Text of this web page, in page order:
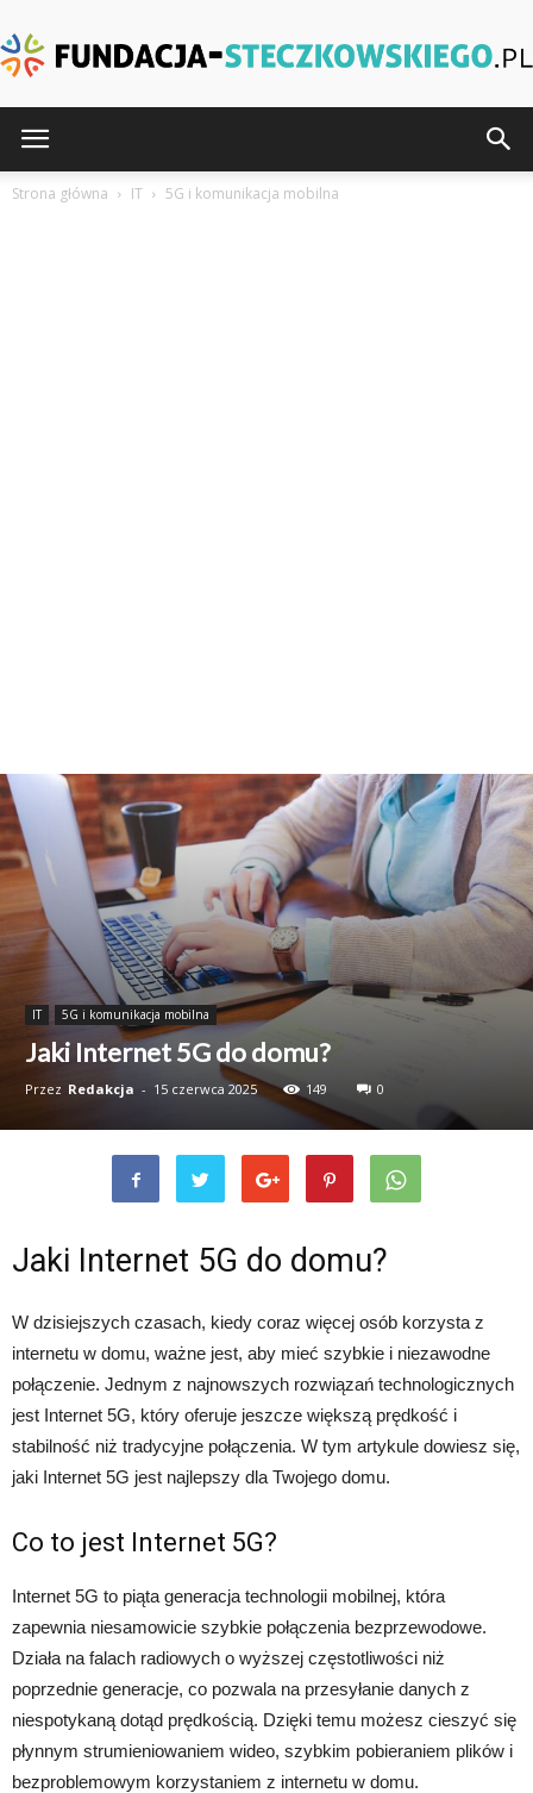
Strona główna IT 5G i komunikacja mobilna
IT 5G i komunikacja mobilna
Jaki Internet 5G do domu?
Przez Redakcja - 15 czerwca 2025 149 0
Jaki Internet 5G do domu?
W dzisiejszych czasach, kiedy coraz więcej osób korzysta z
internetu w domu, ważne jest, aby mieć szybkie i niezawodne
połączenie. Jednym z najnowszych rozwiązań technologicznych
jest Internet 5G, który oferuje jeszcze większą prędkość i
stabilność niż tradycyjne połączenia. W tym artykule dowiesz się,
jaki Internet 5G jest najlepszy dla Twojego domu.
Co to jest Internet 5G?
Internet 5G to piąta generacja technologii mobilnej, która
zapewnia niesamowicie szybkie połączenia bezprzewodowe.
Działa na falach radiowych o wyższej częstotliwości niż
poprzednie generacje, co pozwala na przesyłanie danych z
niespotykaną dotąd prędkością. Dzięki temu możesz cieszyć się
płynnym strumieniowaniem wideo, szybkim pobieraniem plików i
bezproblemowym korzystaniem z internetu w domu.